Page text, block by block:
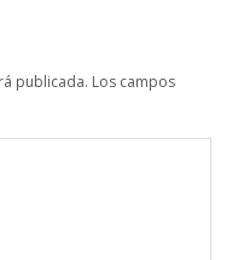
publicada. Los campos